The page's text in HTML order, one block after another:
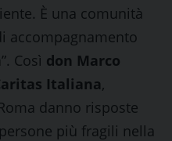
È una comunità
accompagnamento
Così don Marco
Italiana,
danno risposte
più fragili nella